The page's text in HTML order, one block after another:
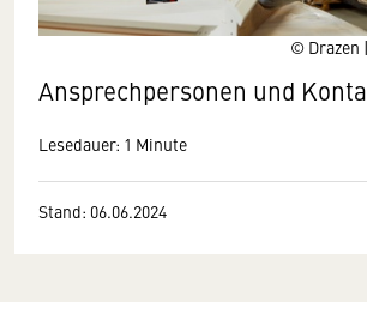
© Drazen
Ansprechpersonen und
Lesedauer: 1 Minute
Stand: 06.06.2024